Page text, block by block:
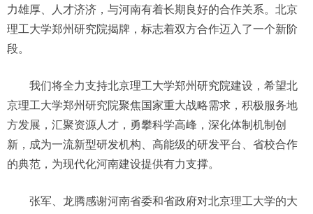
力雄厚、人才济济，与河南有着长期良好的合作关系。北京
理工大学郑州研究院揭牌，标志着双方合作迈入了一个新阶
段。
我们将全力支持北京理工大学郑州研究院建设，希望北
京理工大学郑州研究院聚焦国家重大战略需求，积极服务地
方发展，汇聚资源人才，勇攀科学高峰，深化体制机制创
新，成为一流新型研发机构、高能级的研发平台、省校合作
的典范，为现代化河南建设提供有力支撑。
张军、龙腾感谢河南省委和省政府对北京理工大学的大